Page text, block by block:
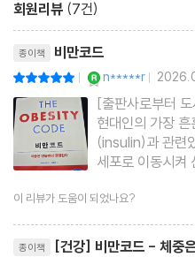
14. 과당의 치명적인 영향
15. 다이어트 탄산음료에 관한
16, 탄수화물과 섬유질
17. 단백질
18. 지방 공포증
PART 6. 해결책
20. 언제 먹어야 할까
회원리뷰 (7건)
종이책 비만코드
| n*****r |
[출판사로부터
현대인의 가장
(insulin)과 관련
세포로 이동시켜
당을 글리코젠
하는 역할을 한다
병, 인슐린이 과
른다. 그러다 보
이 리뷰가 도움이 되었나요?
종이책 [건강] 비만코드 - 체중